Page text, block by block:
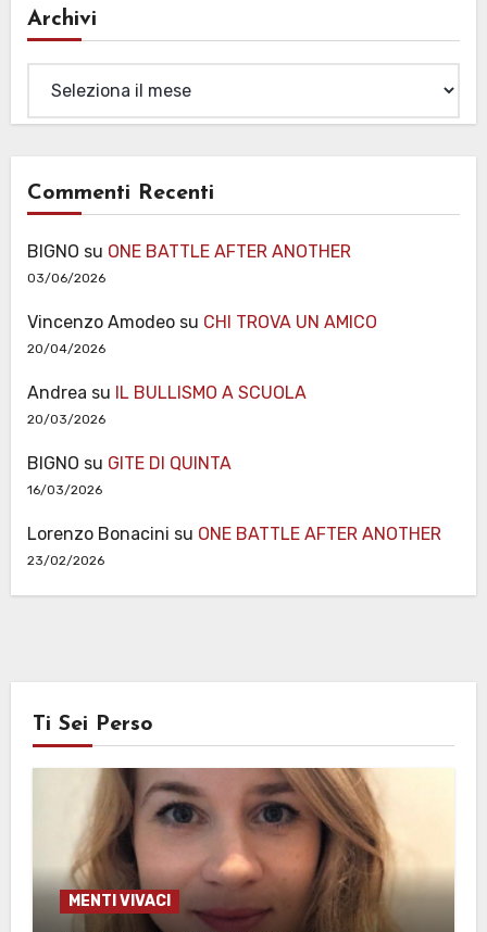
Archivi
Commenti Recenti
BIGNO su ONE BATTLE AFTER ANOTHER
03/06/2026
Vincenzo Amodeosu CHI TROVA UN AMICO
20/04/2026
Andrea su IL BULLISMO A SCUOLA
20/03/2026
BIGNO su GITE DI QUINTA
16/03/2026
Lorenzo Bonacini su ONE BATTLE AFTER ANOTHER
23/02/2026
Ti Sei Perso
MENTI VIVACI